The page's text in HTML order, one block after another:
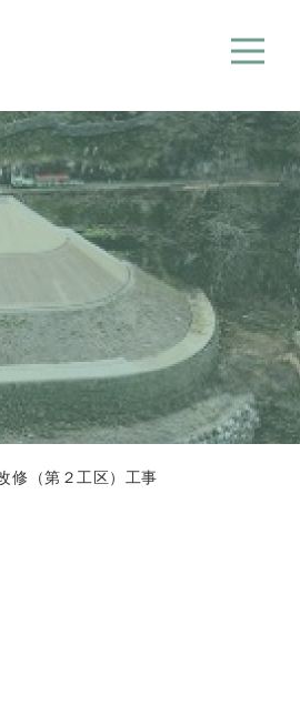
修（第２工区）工事